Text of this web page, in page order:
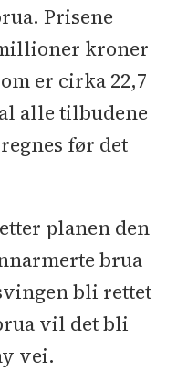
Prisene
kroner
er cirka 22,7
alle tilbudene
før det
planen den
brua
bli rettet
vil det bli
vei.